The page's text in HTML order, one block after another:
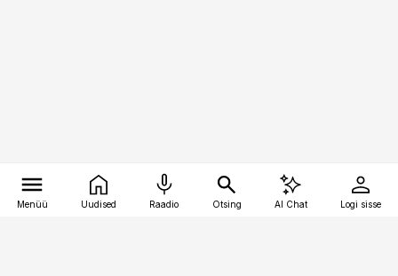
Menüü Uudised Raadio Otsing AI Chat Logi sisse